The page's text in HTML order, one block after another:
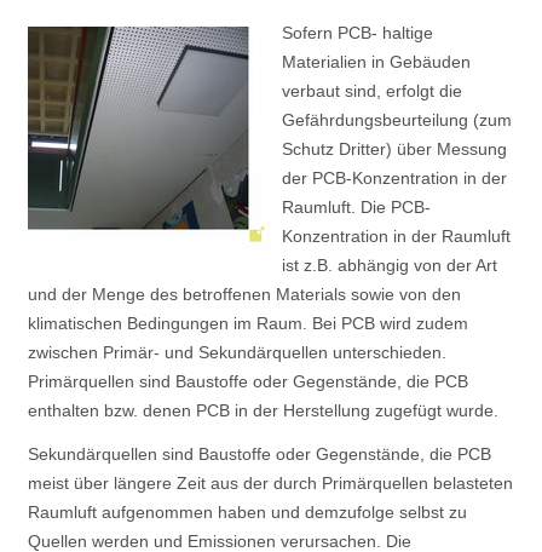
Sofern PCB- haltige
Materialien in Gebäuden
verbaut sind, erfolgt die
Gefährdungsbeurteilung (zum
Schutz Dritter) über Messung
der PCB-Konzentration in der
Raumluft. Die PCB-
Konzentration in der Raumluft
ist z.B. abhängig von der Art
und der Menge des betroffenen Materials sowie von den
klimatischen Bedingungen im Raum. Bei PCB wird zudem
zwischen Primär- und Sekundärquellen unterschieden.
Primärquellen sind Baustoffe oder Gegenstände, die PCB
enthalten bzw. denen PCB in der Herstellung zugefügt wurde.
Sekundärquellen sind Baustoffe oder Gegenstände, die PCB
meist über längere Zeit aus der durch Primärquellen belasteten
Raumluft aufgenommen haben und demzufolge selbst zu
Quellen werden und Emissionen verursachen. Die